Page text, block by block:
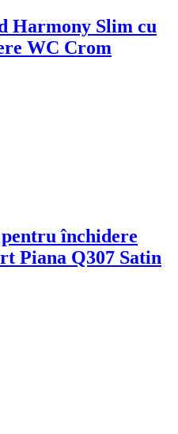
Harmony Slim cu
WC Crom
închidere
Piana Q307 Satin